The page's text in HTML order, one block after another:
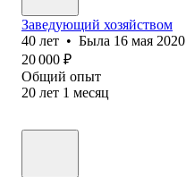
Заведующий хозяйством
40 лет • Была 16 мая 2020
20 000 ₽
Общий опыт
20 лет 1 месяц